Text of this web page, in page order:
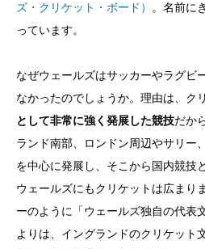
ズ・クリケット・ボード） 。名前に
っています。
なぜウェールズはサッカーやラグビ
なかったのでしょうか。理由は、ク
として非常に強く発展した競技だか
ランド南部、ロンドン周辺やサリー
を中心に発展し、そこから国内競技
ウェールズにもクリケットは広まり
ーのように「ウェールズ独自の代表
よりは、イングランドのクリケット